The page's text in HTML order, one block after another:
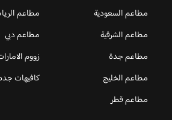
مطاعم السعودية
مطاعم
مطاعم الشرقية
مطاعم دبي
مطاعم جدة
زووم
مطاعم الخليج
كافيهات
مطاعم قطر